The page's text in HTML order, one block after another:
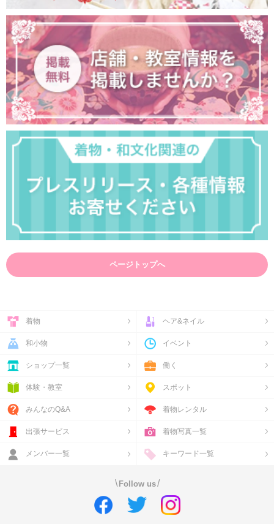
ページトップへ
着物 ヘア&ネイル
和小物 イベント
ショップ一覧 働く
体験・教室 スポット
みんなのQ&A 着物レンタル
出張サービス 着物写真一覧
メンバー一覧 キーワード一覧
\ Follow us/